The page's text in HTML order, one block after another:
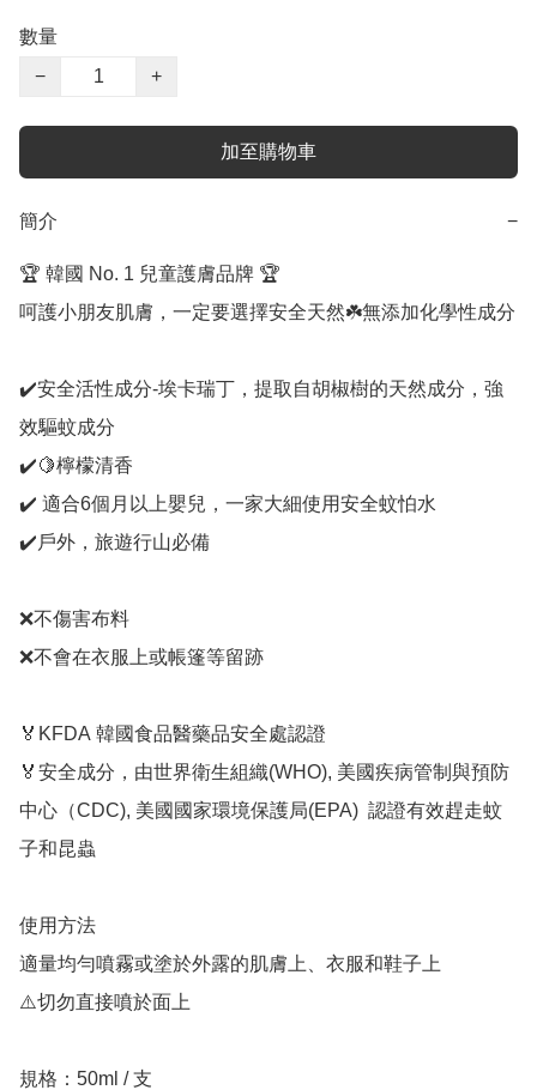
數量
−
+
加至購物車
簡介 −
🏆 韓國 No. 1 兒童護膚品牌 🏆
呵護小朋友肌膚，一定要選擇安全天然☘️無添加化學性成分
✔️安全活性成分-埃卡瑞丁，提取自胡椒樹的天然成分，強
效驅蚊成分
✔️🍋檸檬清香
✔️ 適合6個月以上嬰兒，一家大細使用安全蚊怕水
✔️戶外，旅遊行山必備
❌不傷害布料
❌不會在衣服上或帳篷等留跡
🏅KFDA 韓國食品醫藥品安全處認證
🏅安全成分，由世界衛生組織(WHO), 美國疾病管制與預防
中心（CDC), 美國國家環境保護局(EPA)  認證有效趕走蚊
子和昆蟲
使用方法
適量均勻噴霧或塗於外露的肌膚上、衣服和鞋子上
⚠️切勿直接噴於面上
規格：50ml / 支